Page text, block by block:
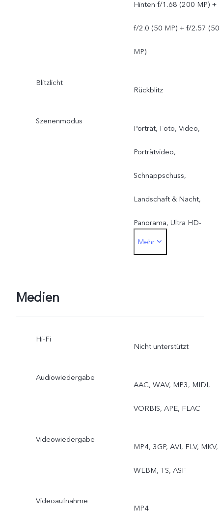
Hinten f/1.68 (200 MP) +
f/2.0 (50 MP) + f/2.57 (50
MP)
Blitzlicht
Rückblitz
Szenenmodus
Porträt, Foto, Video,
Porträtvideo,
Schnappschuss,
Landschaft & Nacht,
Panorama, Ultra HD-
Dokument, Zeitlupe,
Mehr
Medien
Hi-Fi
Nicht unterstützt
Audiowiedergabe
AAC, WAV, MP3, MIDI,
VORBIS, APE, FLAC
Videowiedergabe
MP4, 3GP, AVI, FLV, MKV,
WEBM, TS, ASF
Videoaufnahme
MP4